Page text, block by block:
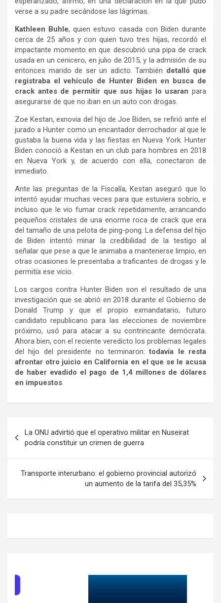
verse a su padre secándose las lágrimas.
Kathleen Buhle, quien estuvo casada con Biden durante
cerca de 25 años y con quien tuvo tres hijas, recordó el
impactante momento en que descubrió una pipa de crack
usada en un cenicero, en julio de 2015, y la admisión de su
entonces marido de ser un adicto. También detalló que
registraba el vehículo de Hunter Biden en busca de
crack antes de permitir que sus hijas lo usaran para
asegurarse de que no iban en un auto con drogas.
Zoe Kestan, exnovia del hijo de Joe Biden, se refirió ante el
jurado a Hunter como un encantador derrochador al que le
gustaba la buena vida y las fiestas en Nueva York. Hunter
Biden conoció a Kestan en un club para hombres en 2018
en Nueva York y, de acuerdo con ella, conectaron de
inmediato.
Ante las preguntas de la Fiscalía, Kestan aseguró que lo
intentó ayudar muchas veces para que estuviera sobrio, e
incluso que le vio fumar crack repetidamente, arrancando
pequeños cristales de una enorme roca de crack que era
del tamaño de una pelota de ping-pong. La defensa del hijo
de Biden intentó minar la credibilidad de la testigo al
señalar que pese a que le animaba a mantenerse limpio, en
otras ocasiones le presentaba a traficantes de drogas y le
permitía ese vicio.
Los cargos contra Hunter Biden son el resultado de una
investigación que se abrió en 2018 durante el Gobierno de
Donald Trump y que el propio exmandatario, futuro
candidato republicano para las elecciones de noviembre
próximo, usó para atacar a su contrincante demócrata.
Ahora bien, con el reciente veredicto los problemas legales
del hijo del presidente no terminaron:todavía le resta
afrontar otro juicio en California en el que se le acusa
de haber evadido el pago de 1,4 millones de dólares
en impuestos.
de
entradas
La ONU advirtió que el operativo militar en Nuseirat
podría constituir un crimen de guerra
Transporte interurbano: el gobierno provincial autorizó
un aumento de la tarifa del 35,35%